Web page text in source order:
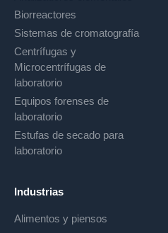
Biorreactores
Sistemas de cromatografía
Centrífugas y
Microcentrífugas de
laboratorio
Equipos forenses de
laboratorio
Estufas de secado para
laboratorio
Industrias
Alimentos y piensos